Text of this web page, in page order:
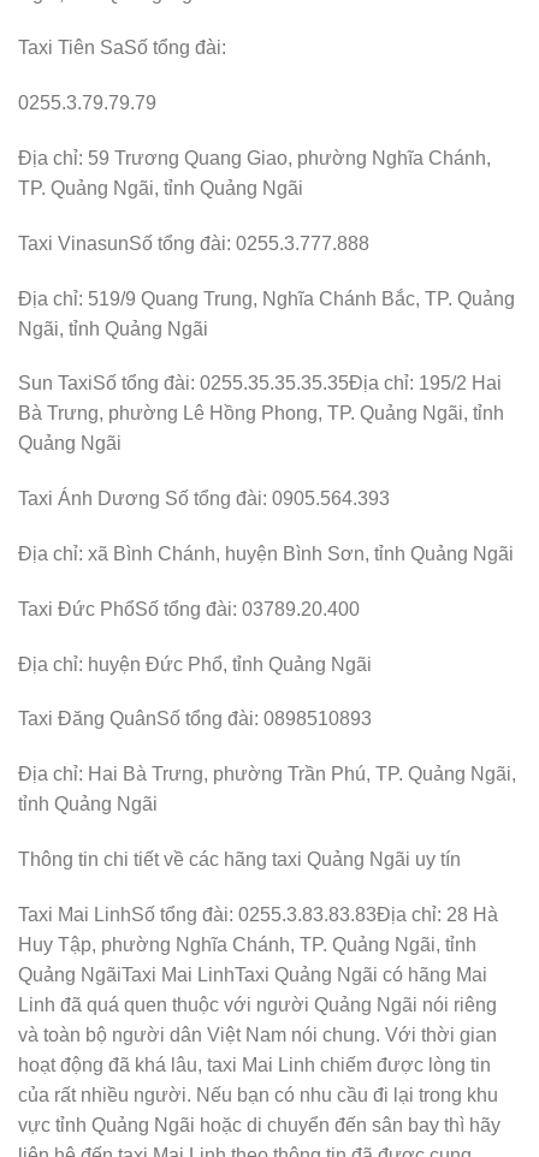
Taxi Tiên SaSố tổng đài:
0255.3.79.79.79
Địa chỉ: 59 Trương Quang Giao, phường Nghĩa Chánh,
TP. Quảng Ngãi, tỉnh Quảng Ngãi
Taxi VinasunSố tổng đài: 0255.3.777.888
Địa chỉ: 519/9 Quang Trung, Nghĩa Chánh Bắc, TP. Quảng
Ngãi, tỉnh Quảng Ngãi
Sun TaxiSố tổng đài: 0255.35.35.35.35Địa chỉ: 195/2 Hai
Bà Trưng, phường Lê Hồng Phong, TP. Quảng Ngãi, tỉnh
Quảng Ngãi
Taxi Ánh Dương Số tổng đài: 0905.564.393
Địa chỉ: xã Bình Chánh, huyện Bình Sơn, tỉnh Quảng Ngãi
Taxi Đức PhổSố tổng đài: 03789.20.400
Địa chỉ: huyện Đức Phổ, tỉnh Quảng Ngãi
Taxi Đăng QuânSố tổng đài: 0898510893
Địa chỉ: Hai Bà Trưng, phường Trần Phú, TP. Quảng Ngãi,
tỉnh Quảng Ngãi
Thông tin chi tiết về các hãng taxi Quảng Ngãi uy tín
Taxi Mai LinhSố tổng đài: 0255.3.83.83.83Địa chỉ: 28 Hà
Huy Tập, phường Nghĩa Chánh, TP. Quảng Ngãi, tỉnh
Quảng NgãiTaxi Mai LinhTaxi Quảng Ngãi có hãng Mai
Linh đã quá quen thuộc với người Quảng Ngãi nói riêng
và toàn bộ người dân Việt Nam nói chung. Với thời gian
hoạt động đã khá lâu, taxi Mai Linh chiếm được lòng tin
của rất nhiều người. Nếu bạn có nhu cầu đi lại trong khu
vực tỉnh Quảng Ngãi hoặc di chuyển đến sân bay thì hãy